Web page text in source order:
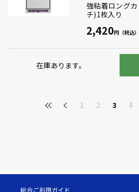
強粘着ロング
チ)1枚入り
2,420
在庫あります。
1 2 3 4
総合ご利用ガイド